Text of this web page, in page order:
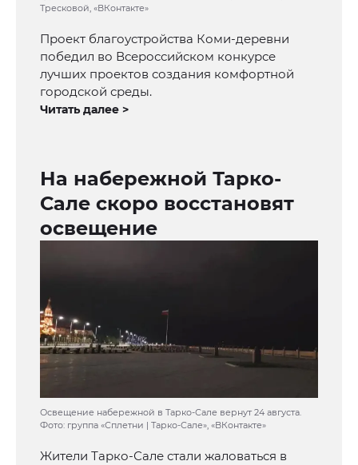
Тресковой, «ВКонтакте»
Проект благоустройства Коми-деревни
победил во Всероссийском конкурсе
лучших проектов создания комфортной
городской среды.
Читать далее >
На набережной Тарко-
Сале скоро восстановят
освещение
Освещение набережной в Тарко-Сале вернут 24 августа.
Фото: группа «Сплетни | Тарко-Сале», «ВКонтакте»
Жители Тарко-Сале стали жаловаться в